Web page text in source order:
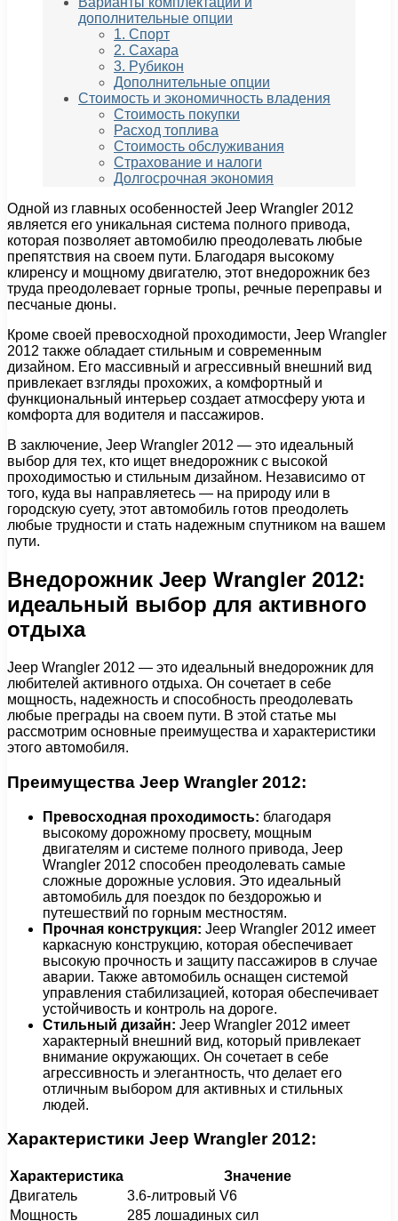
дополнительные опции
1. Спорт
2. Сахара
3. Рубикон
Дополнительные опции
Стоимость и экономичность владения
Стоимость покупки
Расход топлива
Стоимость обслуживания
Страхование и налоги
Долгосрочная экономия
Одной из главных особенностей Jeep Wrangler 2012
является его уникальная система полного привода,
которая позволяет автомобилю преодолевать любые
препятствия на своем пути. Благодаря высокому
клиренсу и мощному двигателю, этот внедорожник без
труда преодолевает горные тропы, речные переправы и
песчаные дюны.
Кроме своей превосходной проходимости, Jeep Wrangler
2012 также обладает стильным и современным
дизайном. Его массивный и агрессивный внешний вид
привлекает взгляды прохожих, а комфортный и
функциональный интерьер создает атмосферу уюта и
комфорта для водителя и пассажиров.
В заключение, Jeep Wrangler 2012 — это идеальный
выбор для тех, кто ищет внедорожник с высокой
проходимостью и стильным дизайном. Независимо от
того, куда вы направляетесь — на природу или в
городскую суету, этот автомобиль готов преодолеть
любые трудности и стать надежным спутником на вашем
пути.
Внедорожник Jeep Wrangler 2012:
идеальный выбор для активного
отдыха
Jeep Wrangler 2012 — это идеальный внедорожник для
любителей активного отдыха. Он сочетает в себе
мощность, надежность и способность преодолевать
любые преграды на своем пути. В этой статье мы
рассмотрим основные преимущества и характеристики
этого автомобиля.
Преимущества Jeep Wrangler 2012:
Превосходная проходимость: благодаря
высокому дорожному просвету, мощным
двигателям и системе полного привода, Jeep
Wrangler 2012 способен преодолевать самые
сложные дорожные условия. Это идеальный
автомобиль для поездок по бездорожью и
путешествий по горным местностям.
Прочная конструкция: Jeep Wrangler 2012 имеет
каркасную конструкцию, которая обеспечивает
высокую прочность и защиту пассажиров в случае
аварии. Также автомобиль оснащен системой
управления стабилизацией, которая обеспечивает
устойчивость и контроль на дороге.
Стильный дизайн: Jeep Wrangler 2012 имеет
характерный внешний вид, который привлекает
внимание окружающих. Он сочетает в себе
агрессивность и элегантность, что делает его
отличным выбором для активных и стильных
людей.
Характеристики Jeep Wrangler 2012:
Характеристика
Значение
Двигатель
3.6-литровый V6
Мощность
285 лошадиных сил